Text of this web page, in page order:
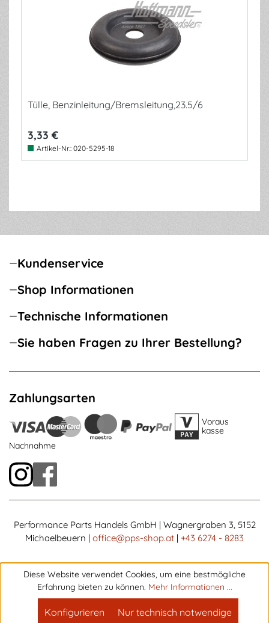
Tülle, Benzinleitung/Bremsleitung,23.5/6
3,33 €
Artikel-Nr.: 020-5295-18
Kundenservice
Shop Informationen
Technische Informationen
Sie haben Fragen zu Ihrer Bestellung?
Zahlungsarten
Voraus
kasse
Nachnahme
Performance Parts Handels GmbH | Wagnergraben 3, 5152
Michaelbeuern | office@pps-shop.at | +43 6274 - 8283
Diese Website verwendet Cookies, um eine bestmögliche
Erfahrung bieten zu können. Mehr Informationen ...
Nur technisch notwendige
Konfigurieren